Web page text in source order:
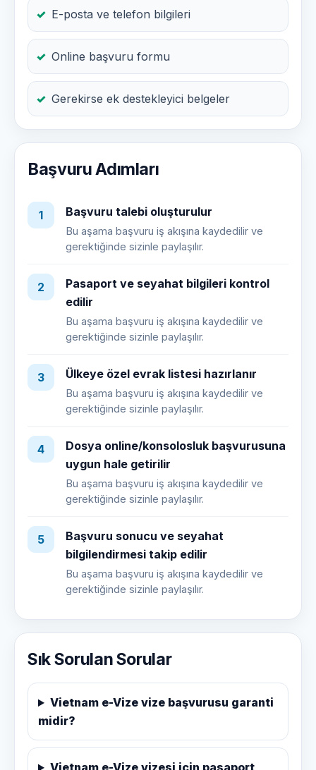
E-posta ve telefon bilgileri
Online başvuru formu
Gerekirse ek destekleyici belgeler
Başvuru Adımları
1 Başvuru talebi oluşturulur
Bu aşama başvuru iş akışına kaydedilir ve
gerektiğinde sizinle paylaşılır.
2
Pasaport ve seyahat bilgileri kontrol
edilir
Bu aşama başvuru iş akışına kaydedilir ve
gerektiğinde sizinle paylaşılır.
3 Ülkeye özel evrak listesi hazırlanır
Bu aşama başvuru iş akışına kaydedilir ve
gerektiğinde sizinle paylaşılır.
4
Dosya online/konsolosluk başvurusuna
uygun hale getirilir
Bu aşama başvuru iş akışına kaydedilir ve
gerektiğinde sizinle paylaşılır.
5
Başvuru sonucu ve seyahat
bilgilendirmesi takip edilir
Bu aşama başvuru iş akışına kaydedilir ve
gerektiğinde sizinle paylaşılır.
Sık Sorulan Sorular
Vietnam e-Vize vize başvurusu garanti
midir?